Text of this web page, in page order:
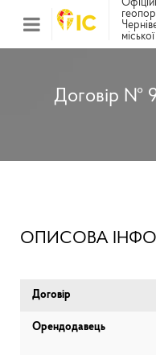
Договір №
ОПИСОВА
Договір
Орендодавець